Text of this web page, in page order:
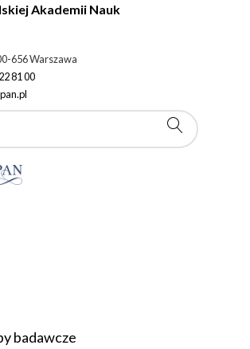
Akademii Nauk
656 Warszawa
81 00
badawcze